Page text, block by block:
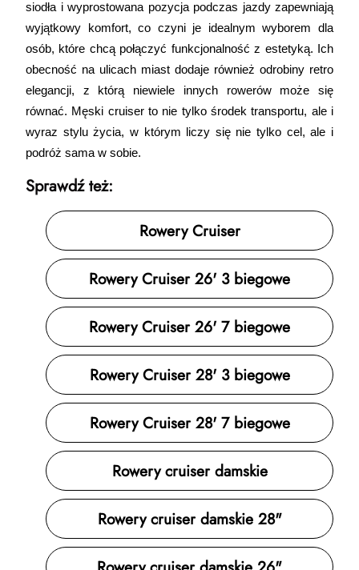
siodła i wyprostowana pozycja podczas jazdy zapewniają
wyjątkowy komfort, co czyni je idealnym wyborem dla
osób, które chcą połączyć funkcjonalność z estetyką. Ich
obecność na ulicach miast dodaje również odrobiny retro
elegancji, z którą niewiele innych rowerów może się
równać. Męski cruiser to nie tylko środek transportu, ale i
wyraz stylu życia, w którym liczy się nie tylko cel, ale i
podróż sama w sobie.
Sprawdź też:
Rowery Cruiser
Rowery Cruiser 26' 3 biegowe
Rowery Cruiser 26' 7 biegowe
Rowery Cruiser 28' 3 biegowe
Rowery Cruiser 28' 7 biegowe
Rowery cruiser damskie
Rowery cruiser damskie 28"